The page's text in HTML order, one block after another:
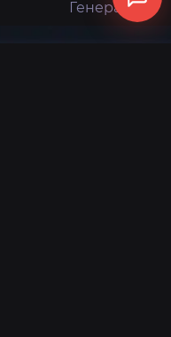
Генератори